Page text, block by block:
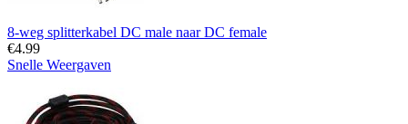
8-weg splitterkabel DC male naar DC female
€4.99
Snelle Weergaven